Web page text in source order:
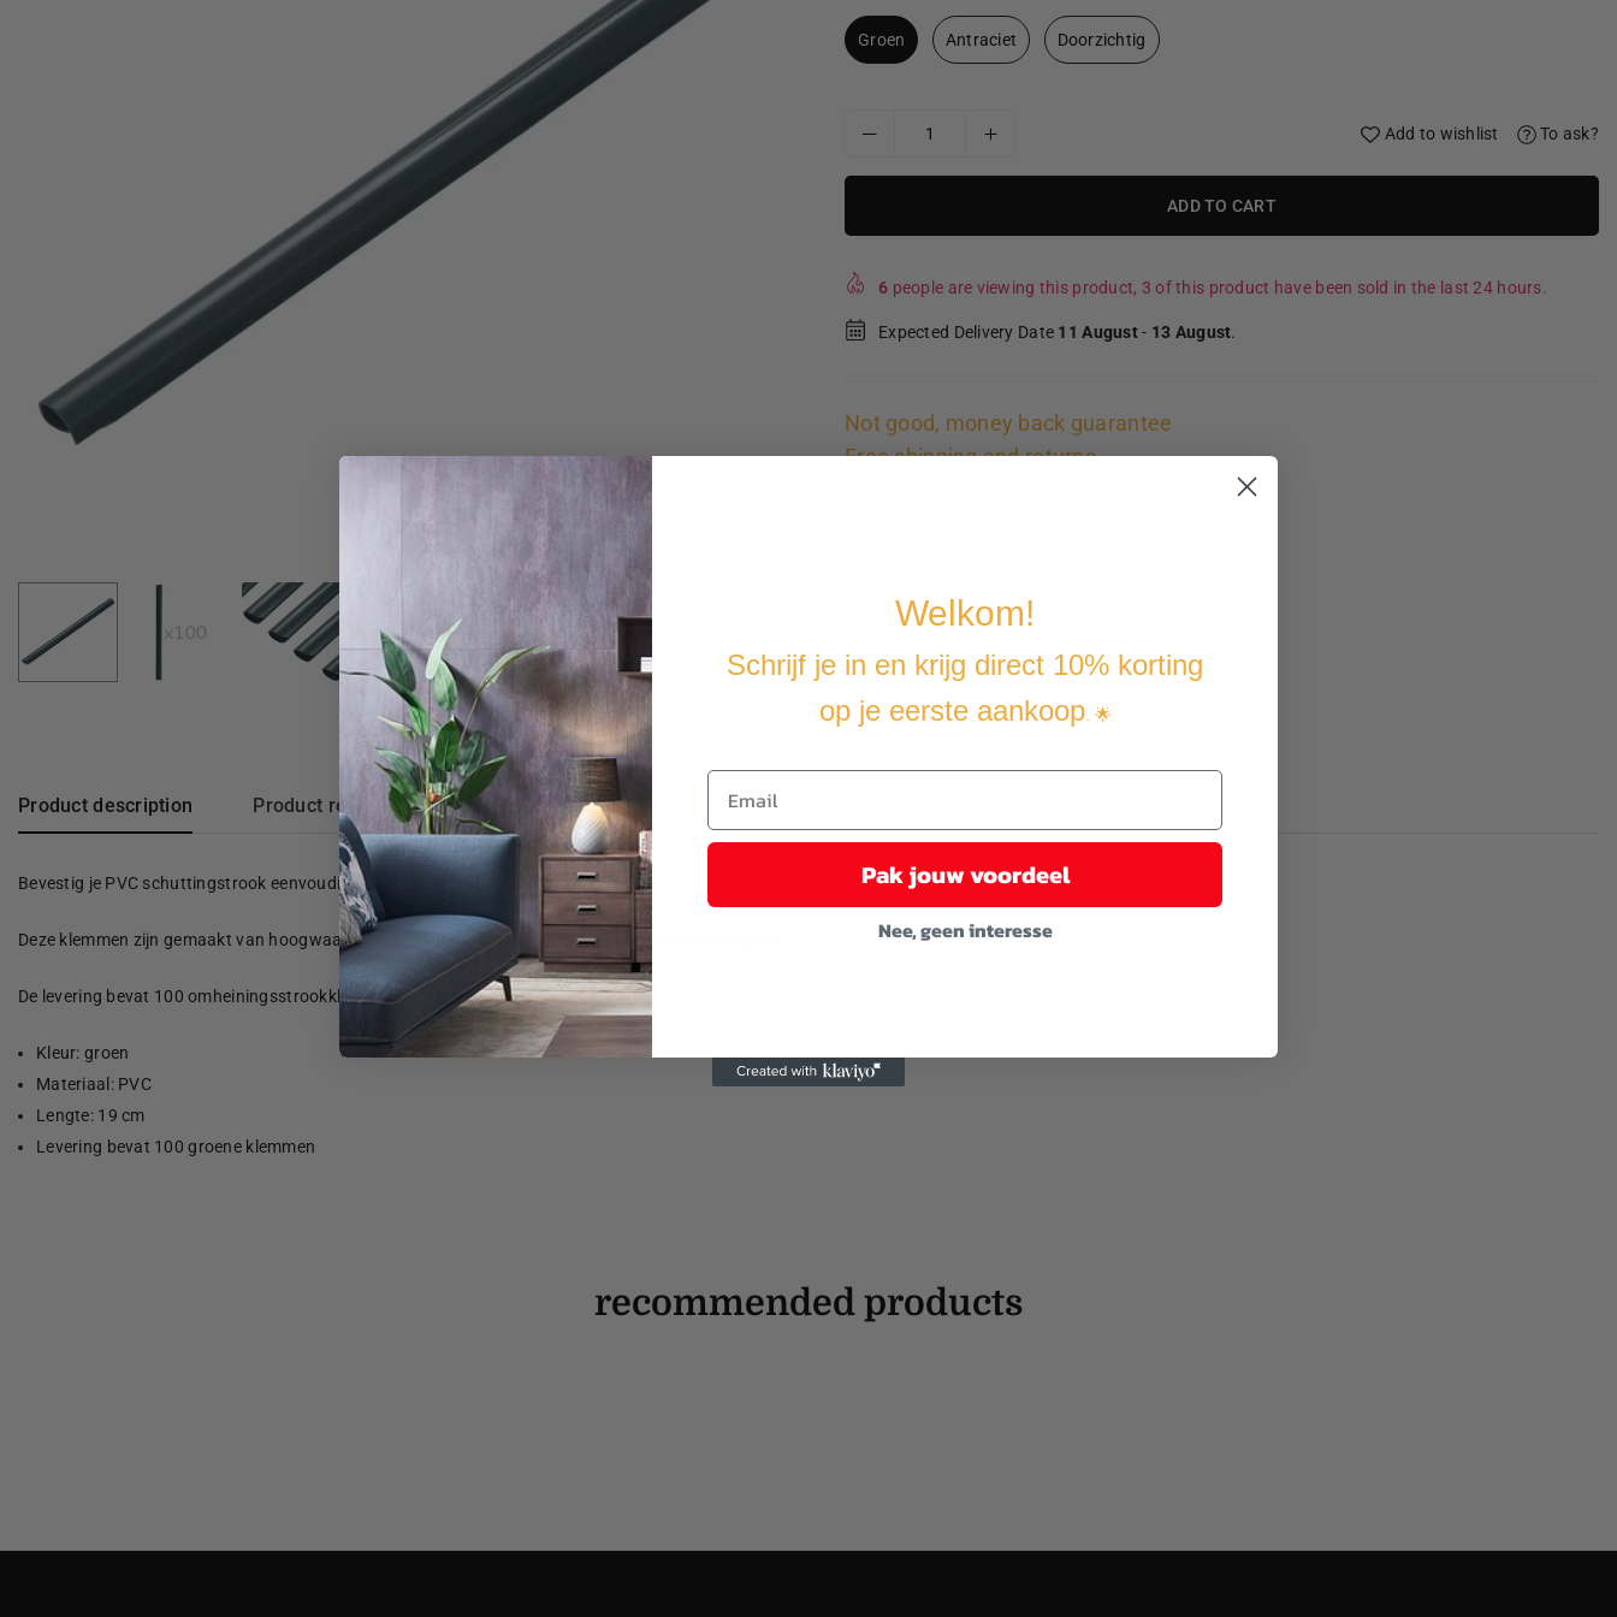
Groen Antraciet Doorzichtig
Add to wishlist To ask?
ADD TO CART
6 people are viewing this product, 3 of this product have been sold in the last 24 hours.
Expected Delivery Date 11 August- 13 August.
Not good, money back guarantee
Free shipping and returns
Product description Product reviews
Bevestig je PVC schuttingstrook eenvoudig met onze set bevestigingsklemmen.
Deze klemmen zijn gemaakt van hoogwaardig en materiaal waardoor ze weer- en uv-bestendig zijn.
De levering bevat 100 omheiningsstrookklemmen.
Kleur: groen
Materiaal: PVC
Lengte: 19 cm
Levering bevat 100 groene klemmen
recommended products
Welkom!
Schrijf je in en krijg direct 10% korting
op je eerste aankoop. 🌟
Pak jouw voordeel
Nee, geen interesse